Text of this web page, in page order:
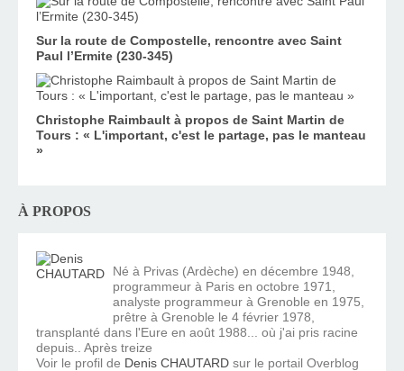
Sur la route de Compostelle, rencontre avec Saint
Paul l’Ermite (230-345)
Christophe Raimbault à propos de Saint Martin de
Tours : « L'important, c'est le partage, pas le manteau
»
À PROPOS
Né à Privas (Ardèche) en décembre 1948,
programmeur à Paris en octobre 1971,
analyste programmeur à Grenoble en 1975,
prêtre à Grenoble le 4 février 1978,
transplanté dans l'Eure en août 1988... où j'ai pris racine
depuis.. Après treize
Voir le profil de Denis CHAUTARD sur le portail Overblog